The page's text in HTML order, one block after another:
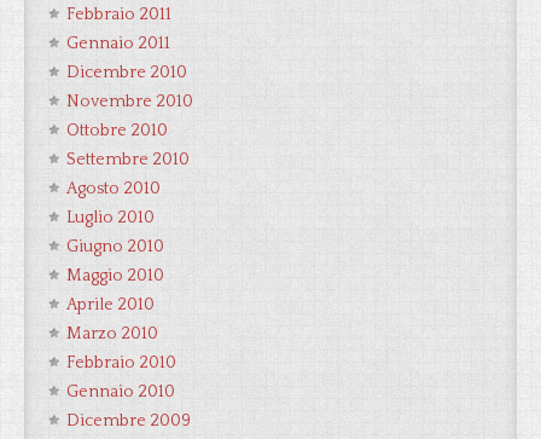
Febbraio 2011
Gennaio 2011
Dicembre 2010
Novembre 2010
Ottobre 2010
Settembre 2010
Agosto 2010
Luglio 2010
Giugno 2010
Maggio 2010
Aprile 2010
Marzo 2010
Febbraio 2010
Gennaio 2010
Dicembre 2009